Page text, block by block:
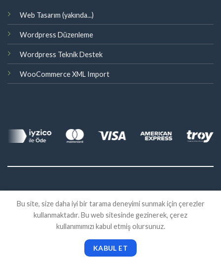
Web Tasarım (yakında...)
Wordpress Düzenleme
Wordpress Teknik Destek
WooCommerce XML Import
2026 Eklenti Market
İADE SATIŞ SÖZLEŞMESI KVKK
Bu site, size daha iyi bir tarama deneyimi sunmak için çerezler
kullanmaktadır. Bu web sitesinde gezinerek, çerez
kullanımımızı kabul etmiş olursunuz.
KABUL ET